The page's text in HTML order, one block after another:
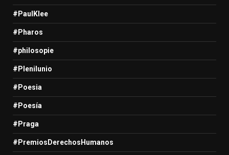
#PaulKlee
#Pharos
#philosopie
#Plenilunio
#Poesia
#Poesía
#Praga
#PremiosDerechosHumanos